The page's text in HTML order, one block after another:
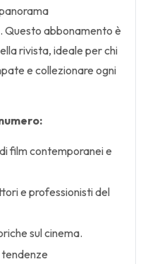
Questo abbonamento è
rivista, ideale per chi
e collezionare ogni
film contemporanei e
e professionisti del
sul cinema.